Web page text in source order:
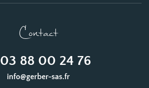
Contact
03 88 00 24 76
info@gerber-sas.fr